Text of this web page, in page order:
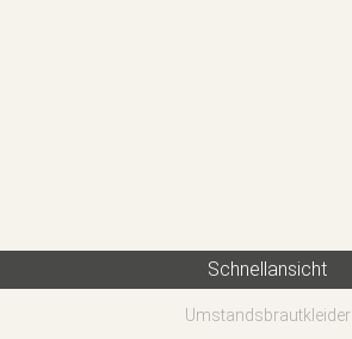
Schnellansicht
Umstandsbrautkleider